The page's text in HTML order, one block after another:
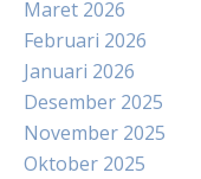
Maret 2026
Februari 2026
Januari 2026
Desember 2025
November 2025
Oktober 2025